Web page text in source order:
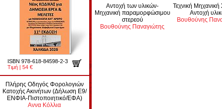
ISBN 978-618-84598-2-3
Τιμή | 54 €
Πλήρης Οδηγός Φορολογιών
Κατοχής Ακινήτων (Δήλωση Ε9/
ΕΝΦΙΑ-Πιστοποιητικό/ΕΦΑ)
Αννα Κόλλια
Αντοχή των υλικών-
Μηχανική παραμορφώσιμου
στερεού
Βουθούνης Παναγιώτης
Τεχνική Μηχανική
Αντοχή
Βουθούνης